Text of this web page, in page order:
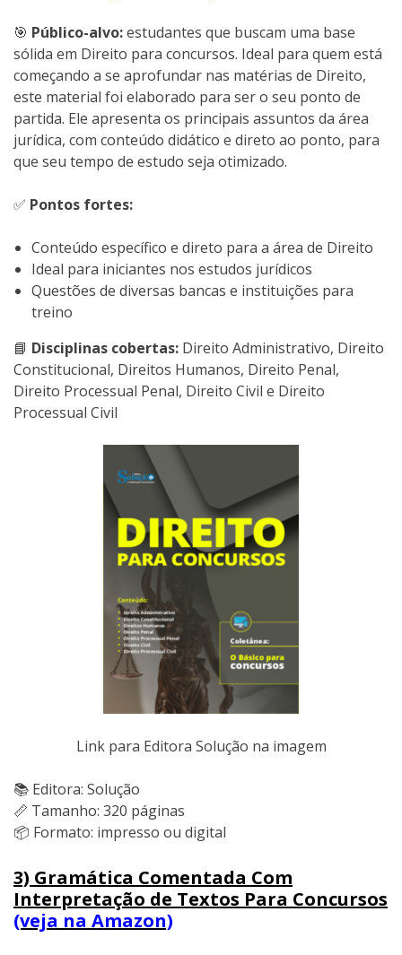
🎯 Público-alvo:estudantes que buscam uma base
sólida em Direito para concursos. Ideal para quem está
começando a se aprofundar nas matérias de Direito,
este material foi elaborado para ser o seu ponto de
partida. Ele apresenta os principais assuntos da área
jurídica, com conteúdo didático e direto ao ponto, para
que seu tempo de estudo seja otimizado.
✅ Pontos fortes:
Conteúdo específico e direto para a área de Direito
Ideal para iniciantes nos estudos jurídicos
Questões de diversas bancas e instituições para
treino
📘 Disciplinas cobertas: Direito Administrativo, Direito
Constitucional, Direitos Humanos, Direito Penal,
Direito Processual Penal, Direito Civil e Direito
Processual Civil
Link para Editora Solução na imagem
📚 Editora: Solução
📏 Tamanho: 320 páginas
📦 Formato: impresso ou digital
3) Gramática Comentada Com
Interpretação de Textos Para Concursos
(veja na Amazon)